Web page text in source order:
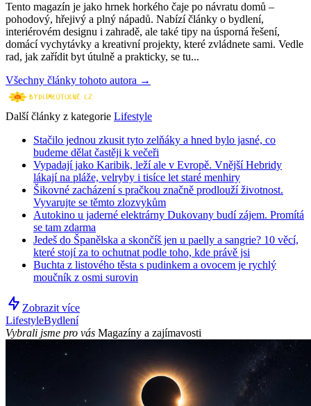
Tento magazín je jako hrnek horkého čaje po návratu domů –
pohodový, hřejivý a plný nápadů. Nabízí články o bydlení,
interiérovém designu i zahradě, ale také tipy na úsporná řešení,
domácí vychytávky a kreativní projekty, které zvládnete sami. Vedle
rad, jak zařídit byt útulně a prakticky, se tu...
Všechny články tohoto autora →
Další články z kategorie Lifestyle
Stačilo jednou zkusit tyto zelňáky a hned bylo jasné, co
budeme dělat častěji k večeři
Vypadají jako Karibik, leží ale v Evropě. Vnější Hebridy
lákají na pláže, velryby i tisíce let staré menhiry
Šikovné zacházení s pračkou značně prodlouží životnost.
Vyvarujte se těmto zlozvykům
Autokino u jaderné elektrárny Dukovany budí zájem. Promítá
se tam zdarma
Jedeš do Španělska a skončíš jen u paelly a sangrie? 10 věcí,
které stojí za to ochutnat podle toho, kde právě jsi
Buchta z listového těsta s pudinkem a ovocem je rychlý
moučník z osmi surovin
Zobrazit více
LifestyleBydlení
Vybrali jsme pro vás Magazíny a zajímavosti